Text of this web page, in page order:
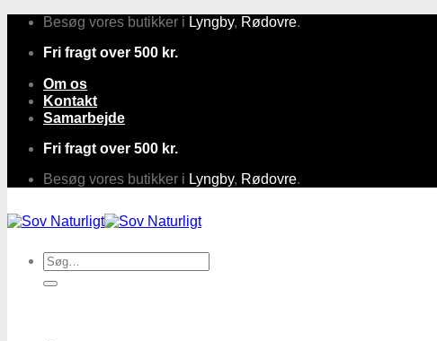
Fortsæt
indhold
Besøg vores butikker i Lyngby, Rødovre.
Fri fragt over 500 kr.
Om os
Kontakt
Samarbejde
Fri fragt over 500 kr.
Besøg vores butikker i Lyngby, Rødovre.
Søg
efter: